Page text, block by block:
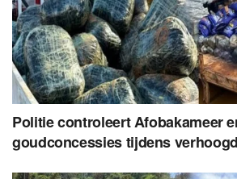
Politie controleert Afobakameer
goudconcessies tijdens